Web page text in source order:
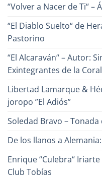
el
de
la
Canción?
“Volver a Nacer de Ti“ –
“El Diablo Suelto“ de
Pastorino
“El Alcaraván“ – Autor:
Exintegrantes de la
Libertad Lamarque &
joropo ”El Adiós”
Soledad Bravo – Tonada
De los llanos a
Enrique “Culebra“
Club Tobías